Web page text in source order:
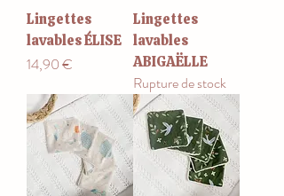
Lingettes
lavables ÉLISE
Prix
14,90 €
Lingettes
lavables
ABIGAËLLE
Rupture de stock